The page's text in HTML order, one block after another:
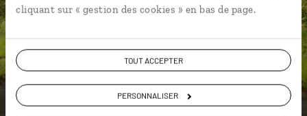
cliquant sur « gestion des cookies » en bas de page.
TOUT ACCEPTER
PERSONNALISER
DEMANDER UN DEVIS
ou
Construisez votre voyage avec un spécialiste Irlande